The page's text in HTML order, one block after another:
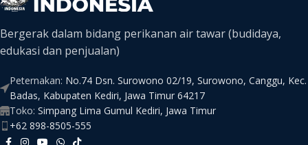
Bergerak dalam bidang perikanan air tawar (budidaya,
edukasi dan penjualan)
Peternakan: No.74 Dsn. Surowono 02/19, Surowono, Canggu, Kec.
Badas, Kabupaten Kediri, Jawa Timur 64217
Toko: Simpang Lima Gumul Kediri, Jawa Timur
+62 898-8505-555